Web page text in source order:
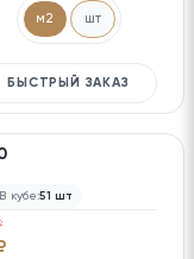
м2 шт
БЫСТРЫЙ ЗАКАЗ
В кубе:51 шт